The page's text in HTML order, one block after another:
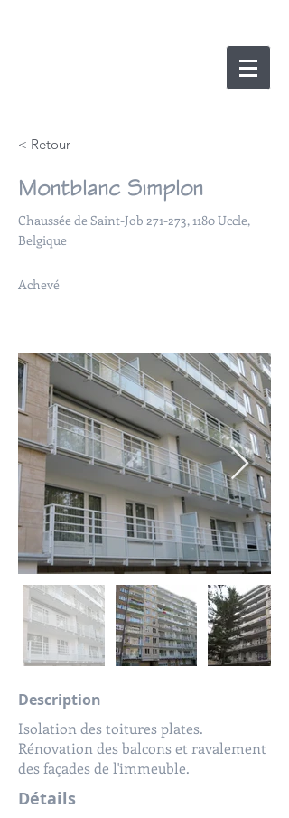
< Retour
Montblanc Simplon
Chaussée de Saint-Job 271-273, 1180 Uccle,
Belgique
Achevé
Description
Isolation des toitures plates.
Rénovation des balcons et ravalement
des façades de l'immeuble.
Détails